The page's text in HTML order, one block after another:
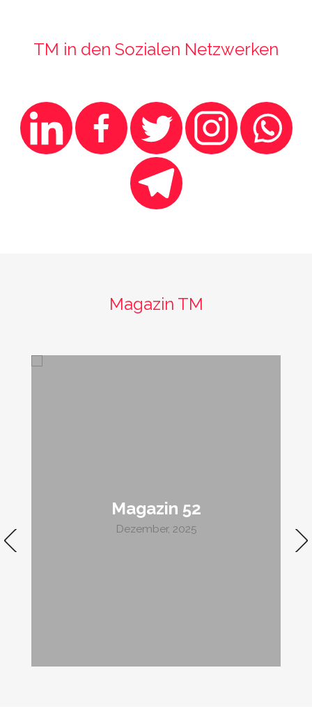
TM in den Sozialen Netzwerken
Magazin TM
Magazin 52
Dezember, 2025